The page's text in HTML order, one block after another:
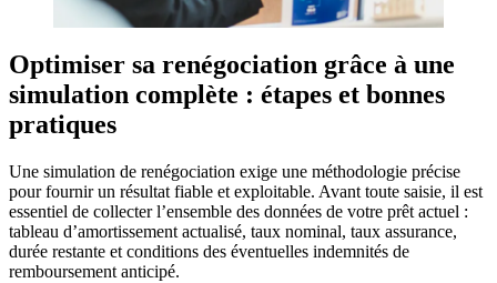
Optimiser sa renégociation grâce à une
simulation complète : étapes et bonnes
pratiques
Une simulation de renégociation exige une méthodologie précise
pour fournir un résultat fiable et exploitable. Avant toute saisie, il est
essentiel de collecter l’ensemble des données de votre prêt actuel :
tableau d’amortissement actualisé, taux nominal, taux assurance,
durée restante et conditions des éventuelles indemnités de
remboursement anticipé.